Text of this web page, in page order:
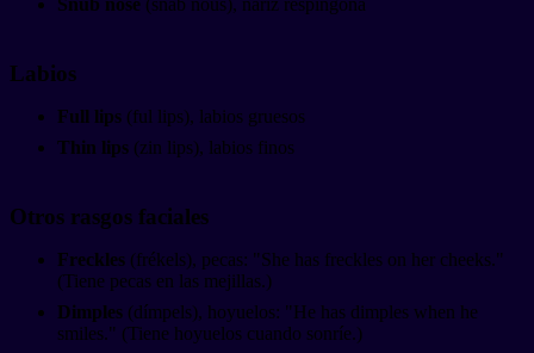
Snub nose (snab nóus), nariz respingona
Labios
Full lips (ful lips), labios gruesos
Thin lips (zin lips), labios finos
Otros rasgos faciales
Freckles (frékels), pecas: "She has freckles on her cheeks."
(Tiene pecas en las mejillas.)
Dimples (dímpels), hoyuelos: "He has dimples when he
smiles." (Tiene hoyuelos cuando sonríe.)